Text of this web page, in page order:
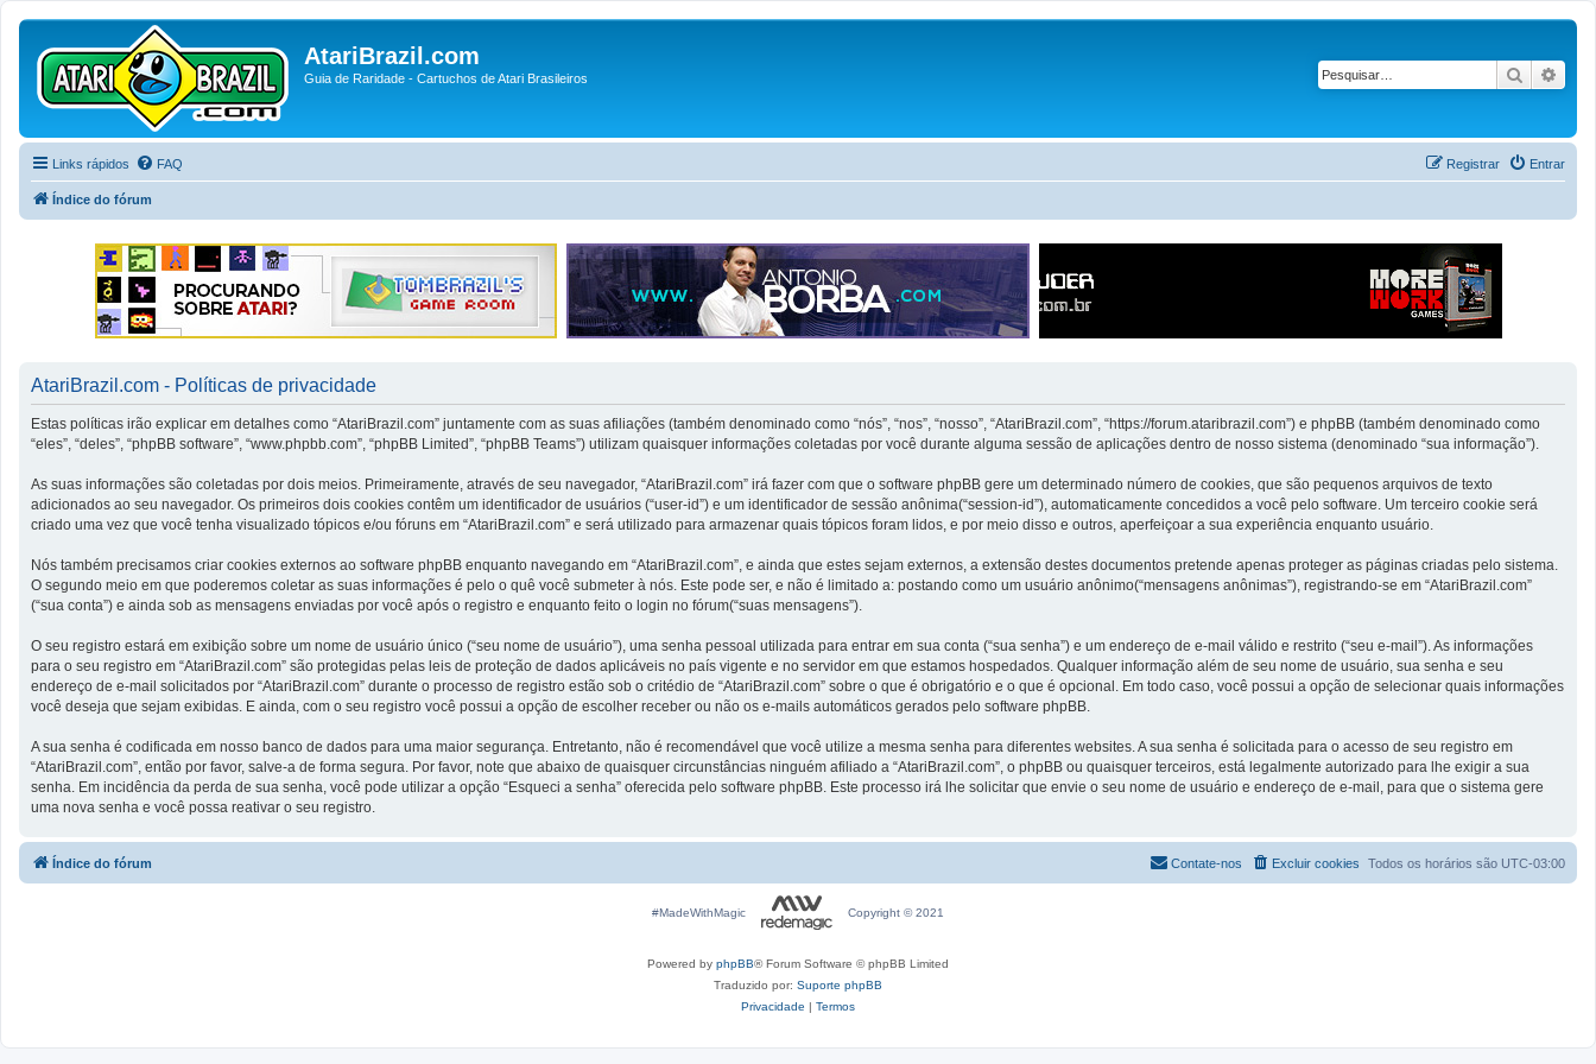
AtariBrazil.com
Guia de Raridade - Cartuchos de Atari Brasileiros Pesquisar
Links rápidos FAQ Entrar
Registrar
Índice do fórum
AtariBrazil.com - Políticas de privacidade
Estas políticas irão explicar em detalhes como “AtariBrazil.com” juntamente com as suas afiliações (também denominado como “nós”, “nos”, “nosso”, “AtariBrazil.com”, “https://forum.ataribrazil.com”) e phpBB (também denominado como
“eles”, “deles”, “phpBB software”, “www.phpbb.com”, “phpBB Limited”, “phpBB Teams”) utilizam quaisquer informações coletadas por você durante alguma sessão de aplicações dentro de nosso sistema (denominado “sua informação”).
As suas informações são coletadas por dois meios. Primeiramente, através de seu navegador, “AtariBrazil.com” irá fazer com que o software phpBB gere um determinado número de cookies, que são pequenos arquivos de texto
adicionados ao seu navegador. Os primeiros dois cookies contêm um identificador de usuários (“user-id”) e um identificador de sessão anônima(“session-id”), automaticamente concedidos a você pelo software. Um terceiro cookie será
criado uma vez que você tenha visualizado tópicos e/ou fóruns em “AtariBrazil.com” e será utilizado para armazenar quais tópicos foram lidos, e por meio disso e outros, aperfeiçoar a sua experiência enquanto usuário.
Nós também precisamos criar cookies externos ao software phpBB enquanto navegando em “AtariBrazil.com”, e ainda que estes sejam externos, a extensão destes documentos pretende apenas proteger as páginas criadas pelo sistema.
O segundo meio em que poderemos coletar as suas informações é pelo o quê você submeter à nós. Este pode ser, e não é limitado a: postando como um usuário anônimo(“mensagens anônimas”), registrando-se em “AtariBrazil.com”
(“sua conta”) e ainda sob as mensagens enviadas por você após o registro e enquanto feito o login no fórum(“suas mensagens”).
O seu registro estará em exibição sobre um nome de usuário único (“seu nome de usuário”), uma senha pessoal utilizada para entrar em sua conta (“sua senha”) e um endereço de e-mail válido e restrito (“seu e-mail”). As informações
para o seu registro em “AtariBrazil.com” são protegidas pelas leis de proteção de dados aplicáveis no país vigente e no servidor em que estamos hospedados. Qualquer informação além de seu nome de usuário, sua senha e seu
endereço de e-mail solicitados por “AtariBrazil.com” durante o processo de registro estão sob o critédio de “AtariBrazil.com” sobre o que é obrigatório e o que é opcional. Em todo caso, você possui a opção de selecionar quais informações
você deseja que sejam exibidas. E ainda, com o seu registro você possui a opção de escolher receber ou não os e-mails automáticos gerados pelo software phpBB.
A sua senha é codificada em nosso banco de dados para uma maior segurança. Entretanto, não é recomendável que você utilize a mesma senha para diferentes websites. A sua senha é solicitada para o acesso de seu registro em
“AtariBrazil.com”, então por favor, salve-a de forma segura. Por favor, note que abaixo de quaisquer circunstâncias ninguém afiliado a “AtariBrazil.com”, o phpBB ou quaisquer terceiros, está legalmente autorizado para lhe exigir a sua
senha. Em incidência da perda de sua senha, você pode utilizar a opção “Esqueci a senha” oferecida pelo software phpBB. Este processo irá lhe solicitar que envie o seu nome de usuário e endereço de e-mail, para que o sistema gere
uma nova senha e você possa reativar o seu registro.
Índice do fórum Todos os horários são UTC-03:00
Excluir cookies
Contate-nos
#MadeWithMagic Copyright © 2021
Powered by phpBB® Forum Software © phpBB Limited
Traduzido por: Suporte phpBB
Privacidade | Termos